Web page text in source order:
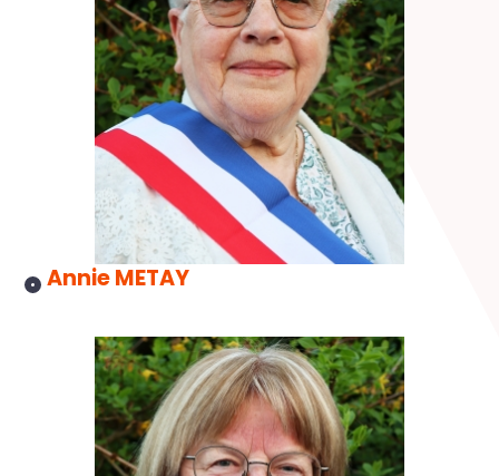
Annie METAY